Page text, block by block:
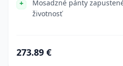
Mosadzné pánty
životnosť
273.89 €